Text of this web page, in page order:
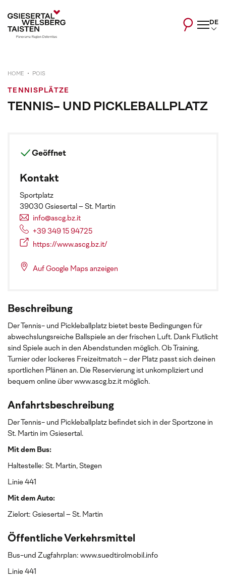
DE
HOME POIS
TENNISPLÄTZE
TENNIS- UND PICKLEBALLPLATZ
Beschreibung
Der Tennis- und Pickleballplatz bietet beste Bedingungen für
abwechslungsreiche Ballspiele an der frischen Luft. Dank Flutlicht
sind Spiele auch in den Abendstunden möglich. Ob Training,
Turnier oder lockeres Freizeitmatch – der Platz passt sich deinen
sportlichen Plänen an. Die Reservierung ist unkompliziert und
bequem online über www.ascg.bz.it möglich.
Anfahrtsbeschreibung
Der Tennis- und Pickleballplatz befindet sich in der Sportzone in
St. Martin im Gsiesertal.
Mit dem Bus:
Haltestelle: St. Martin, Stegen
Linie 441
Mit dem Auto:
Zielort: Gsiesertal – St. Martin
Öffentliche Verkehrsmittel
Bus-und Zugfahrplan: www.suedtirolmobil.info
Linie 441
Geöffnet
Kontakt
Sportplatz
39030 Gsiesertal – St. Martin
info@ascg.bz.it
+39 349 15 94725
https://www.ascg.bz.it/
Auf Google Maps anzeigen